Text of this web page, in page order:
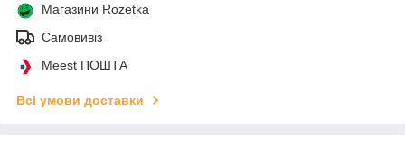
Магазини Rozetka
Самовивіз
Meest ПОШТА
Всі умови доставки